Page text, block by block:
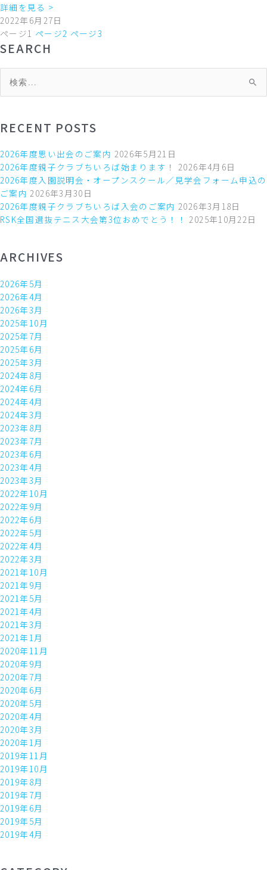
詳細を見る >
2022年6月27日
ページ1 ページ2 ページ3
SEARCH
索
RECENT POSTS
2026年度思い出会のご案内 2026年5月21日
2026年度親子クラブちいろば始まります！
2026年4月6日
2026年度入園説明会・オープンスクール／見学会フォーム申込の
ご案内 2026年3月30日
2026年度親子クラブちいろば入会のご案内 2026年3月18日
RSK全国選抜テニス大会第3位おめでとう！！ 2025年10月22日
ARCHIVES
2026年5月
2026年4月
2026年3月
2025年10月
2025年7月
2025年6月
2025年3月
2024年8月
2024年6月
2024年4月
2024年3月
2023年8月
2023年7月
2023年6月
2023年4月
2023年3月
2022年10月
2022年9月
2022年6月
2022年5月
2022年4月
2022年3月
2021年10月
2021年9月
2021年5月
2021年4月
2021年3月
2021年1月
2020年11月
2020年9月
2020年7月
2020年6月
2020年5月
2020年4月
2020年3月
2020年1月
2019年11月
2019年10月
2019年8月
2019年7月
2019年6月
2019年5月
2019年4月